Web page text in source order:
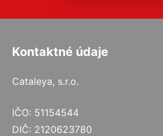
Kontaktné údaje
Cataleya, s.r.o.
IČO: 51154544
DIČ: 2120623780